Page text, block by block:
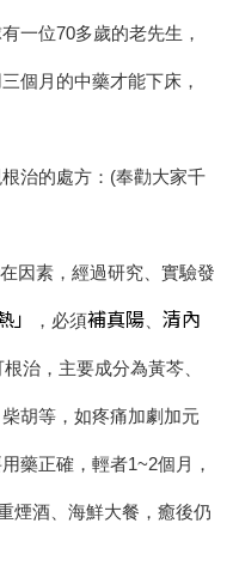
一位70多歲的老先生，
個月的中藥才能下床，
治的處方：(奉勸大家千
素，經過研究、實驗發
，必須補真陽
清內
治，主要成分為黃芩、
胡等，如疼痛加劇加元
藥正確，輕者1~2個月，
煙酒、海鮮大餐，癒後仍